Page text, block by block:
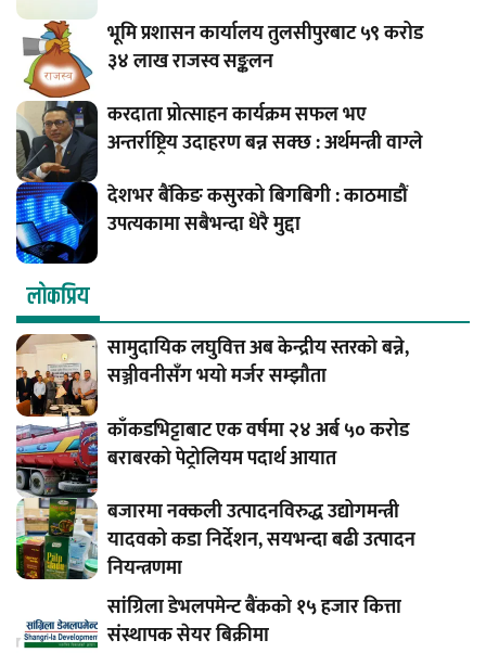
भूमि प्रशासन कार्यालय तुलसीपुरबाट ५९ करोड
३४ लाख राजस्व सङ्कलन
करदाता प्रोत्साहन कार्यक्रम सफल भए
अन्तर्राष्ट्रिय उदाहरण बन्न सक्छ : अर्थमन्त्री वाग्ले
देशभर बैंकिङ कसुरको बिगबिगी : काठमाडौं
उपत्यकामा सबैभन्दा धेरै मुद्दा
लाेकप्रिय
सामुदायिक लघुवित्त अब केन्द्रीय स्तरको बन्ने,
सञ्जीवनीसँग भयो मर्जर सम्झौता
काँकडभिट्टाबाट एक वर्षमा २४ अर्ब ५० करोड
बराबरको पेट्रोलियम पदार्थ आयात
बजारमा नक्कली उत्पादनविरुद्ध उद्योगमन्त्री
यादवको कडा निर्देशन, सयभन्दा बढी उत्पादन
नियन्त्रणमा
सांग्रिला डेभलपमेन्ट बैंकको १५ हजार कित्ता
संस्थापक सेयर बिक्रीमा